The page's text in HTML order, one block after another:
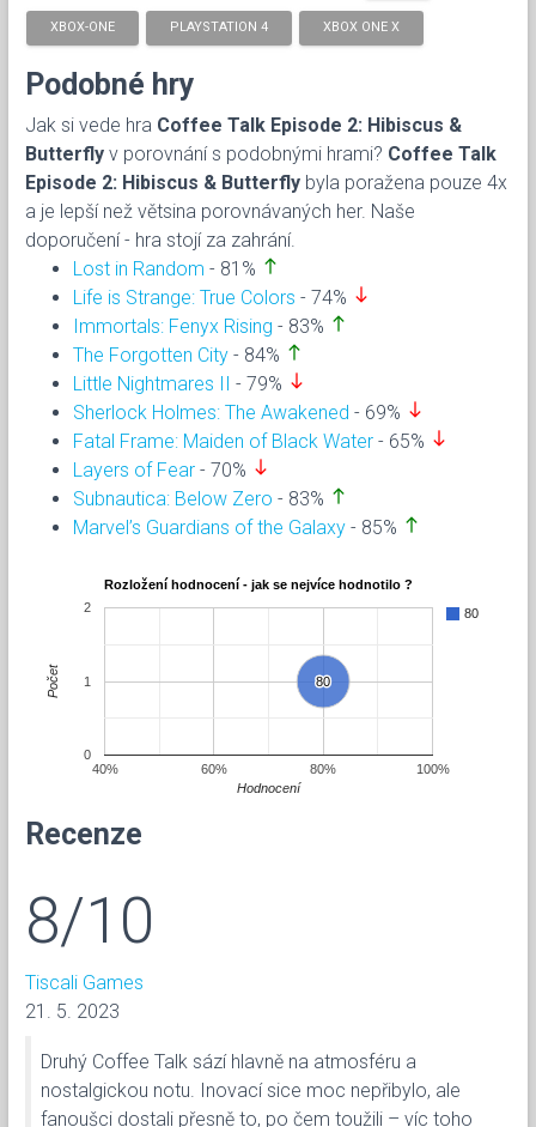
XBOX-ONE PLAYSTATION 4 XBOX ONE X
Podobné hry
Jak si vede hra Coffee Talk Episode 2: Hibiscus &
Butterfly v porovnání s podobnými hrami? Coffee Talk
Episode 2: Hibiscus & Butterfly byla poražena pouze 4x
a je lepší než větsina porovnávaných her. Naše
doporučení - hra stojí za zahrání.
Lost in Random - 81% north
Life is Strange: True Colors - 74% south
Immortals: Fenyx Rising - 83% north
The Forgotten City - 84% north
Little Nightmares II - 79% south
Sherlock Holmes: The Awakened - 69% south
Fatal Frame: Maiden of Black Water - 65% south
Layers of Fear - 70% south
Subnautica: Below Zero - 83% north
Marvel’s Guardians of the Galaxy - 85% north
Rozložení hodnocení - jak se nejvíce hodnotilo ?
80
80
80
40% 60% 80% 100%
0
1
2
Hodnocení
Počet
Recenze
8/10
Tiscali Games
21. 5. 2023
Druhý Coffee Talk sází hlavně na atmosféru a
nostalgickou notu. Inovací sice moc nepřibylo, ale
fanoušci dostali přesně to, po čem toužili – víc toho